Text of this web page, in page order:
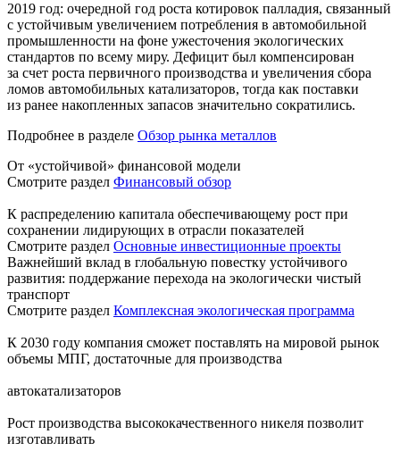
2019 год: очередной год роста котировок палладия, связанный
с устойчивым увеличением потребления в автомобильной
промышленности на фоне ужесточения экологических
стандартов по всему миру. Дефицит был компенсирован
за счет роста первичного производства и увеличения сбора
ломов автомобильных катализаторов, тогда как поставки
из ранее накопленных запасов значительно сократились.
Подробнее в разделе Обзор рынка металлов
От «устойчивой» финансовой модели
Смотрите раздел Финансовый обзор
К распределению капитала обеспечивающему рост при
сохранении лидирующих в отрасли показателей
Смотрите раздел Основные инвестиционные проекты
Важнейший вклад в глобальную повестку устойчивого
развития: поддержание перехода на экологически чистый
транспорт
Смотрите раздел Комплексная экологическая программа
К 2030 году компания сможет поставлять на мировой рынок
объемы МПГ, достаточные для производства
автокатализаторов
Рост производства высококачественного никеля позволит
изготавливать